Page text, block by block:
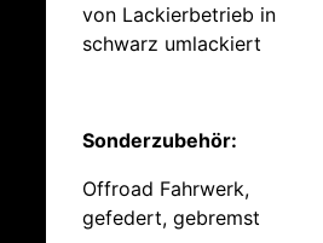
von Lackierbetrieb in
schwarz umlackiert
Sonderzubehör:
Offroad Fahrwerk,
gefedert, gebremst